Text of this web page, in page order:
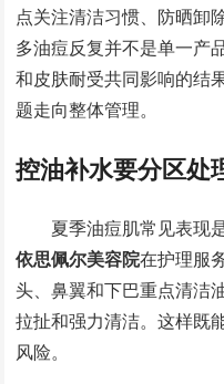
点关注清洁习惯、防晒卸
多油痘反复并不是单一产
和皮肤耐受共同影响的结
题走向整体管理。
控油补水要分区处
夏季油痘肌常见表现
依思佩尔美容院在护理服
头、鼻翼和下巴重点清洁
拉扯和强力清洁。这样既
风险。